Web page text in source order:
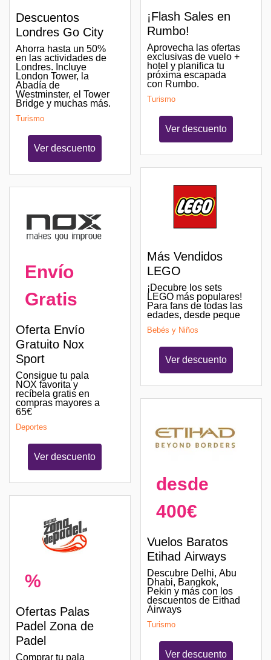
Descuentos
Londres Go City
Ahorra hasta un 50%
en las actividades de
Londres. Incluye
London Tower, la
Abadía de
Westminster, el Tower
Bridge y muchas más.
Turismo
Ver descuento
Envío
Gratis
Oferta Envío
Gratuito Nox
Sport
Consigue tu pala
NOX favorita y
recíbela gratis en
compras mayores a
65€
Deportes
Ver descuento
%
Ofertas Palas
Padel Zona de
Padel
Comprar tu pala
¡Flash Sales en
Rumbo!
Aprovecha las ofertas
exclusivas de vuelo +
hotel y planifica tu
próxima escapada
con Rumbo.
Turismo
Ver descuento
Más Vendidos
LEGO
¡Decubre los sets
LEGO más populares!
Para fans de todas las
edades, desde peque
Bebés y Niños
Ver descuento
desde
400€
Vuelos Baratos
Etihad Airways
Descubre Delhi, Abu
Dhabi, Bangkok,
Pekin y más con los
descuentos de Eithad
Airways
Turismo
Ver descuento